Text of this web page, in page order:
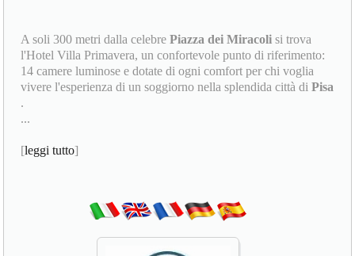
A soli 300 metri dalla celebrePiazza dei Miracoli si trova
l'Hotel Villa Primavera, un confortevole punto di riferimento:
14 camere luminose e dotate di ogni comfort per chi voglia
vivere l'esperienza di un soggiorno nella splendida città diPisa
.
...
[leggi tutto]